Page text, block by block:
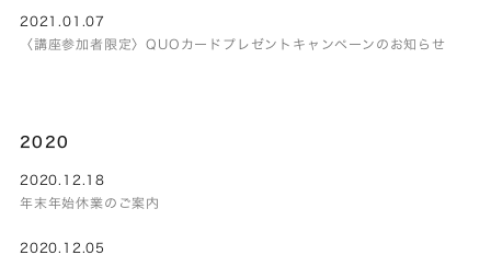
2021.01.07
〈講座参加者限定〉QUOカードプレゼントキャンペーンのお知らせ
2020
2020.12.18
年末年始休業のご案内
2020.12.05